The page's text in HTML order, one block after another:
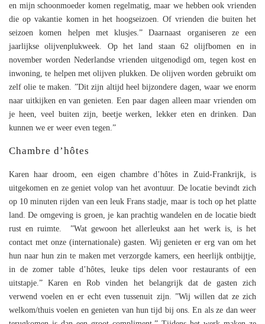
en mijn schoonmoeder komen regelmatig, maar we hebben ook vrienden
die op vakantie komen in het hoogseizoen. Of vrienden die buiten het
seizoen komen helpen met klusjes.” Daarnaast organiseren ze een
jaarlijkse olijvenplukweek. Op het land staan 62 olijfbomen en in
november worden Nederlandse vrienden uitgenodigd om, tegen kost en
inwoning, te helpen met olijven plukken. De olijven worden gebruikt om
zelf olie te maken. ”Dit zijn altijd heel bijzondere dagen, waar we enorm
naar uitkijken en van genieten. Een paar dagen alleen maar vrienden om
je heen, veel buiten zijn, beetje werken, lekker eten en drinken. Dan
kunnen we er weer even tegen.”
Chambre d’hôtes
Karen haar droom, een eigen chambre d’hôtes in Zuid-Frankrijk, is
uitgekomen en ze geniet volop van het avontuur. De locatie bevindt zich
op 10 minuten rijden van een leuk Frans stadje, maar is toch op het platte
land. De omgeving is groen, je kan prachtig wandelen en de locatie biedt
rust en ruimte. ”Wat gewoon het allerleukst aan het werk is, is het
contact met onze (internationale) gasten. Wij genieten er erg van om het
hun naar hun zin te maken met verzorgde kamers, een heerlijk ontbijtje,
in de zomer table d’hôtes, leuke tips delen voor restaurants of een
uitstapje.” Karen en Rob vinden het belangrijk dat de gasten zich
verwend voelen en er echt even tussenuit zijn. ”Wij willen dat ze zich
welkom/thuis voelen en genieten van hun tijd bij ons. En als ze dan weer